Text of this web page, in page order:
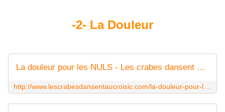
-2- La Douleur
La douleur pour les NULS - Les crabes dansent au Croisic